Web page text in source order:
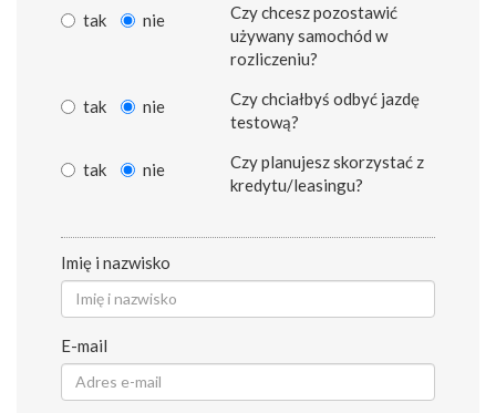
tak nie
Czy chcesz pozostawić
używany samochód w
rozliczeniu?
tak nie
Czy chciałbyś odbyć jazdę
testową?
tak nie
Czy planujesz skorzystać z
kredytu/leasingu?
Imię i nazwisko
E-mail